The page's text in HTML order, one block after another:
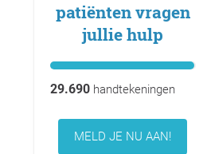
patiënten vragen
jullie hulp
29.690handtekeningen
MELD JE NU AAN!